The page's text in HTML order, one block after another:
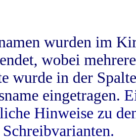
wurden im
wobei
wurde in der
eingetragen.
Hinweise zu